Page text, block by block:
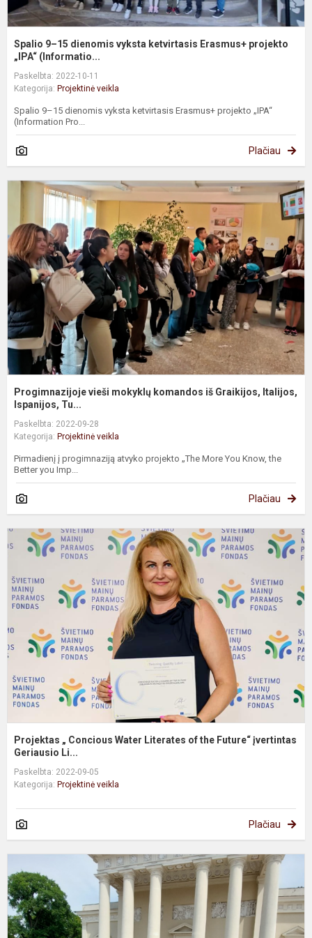
Spalio 9–15 dienomis vyksta ketvirtasis Erasmus+ projekto
„IPA“ (Informatio...
Paskelbta: 2022-10-11
Kategorija: Projektinė veikla
Spalio 9–15 dienomis vyksta ketvirtasis Erasmus+ projekto „IPA“
(Information Pro...
Plačiau
Progimnazijoje vieši mokyklų komandos iš Graikijos, Italijos,
Ispanijos, Tu...
Paskelbta: 2022-09-28
Kategorija: Projektinė veikla
Pirmadienį į progimnaziją atvyko projekto „The More You Know, the
Better you Imp...
Plačiau
Projektas „ Concious Water Literates of the Future“ įvertintas
Geriausio Li...
Paskelbta: 2022-09-05
Kategorija: Projektinė veikla
Plačiau